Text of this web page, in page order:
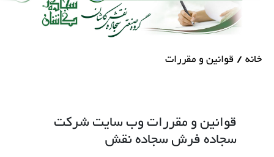
خانه قوانین و مقررات
قوانین و مقررات وب سایت شرکت
سجاده فرش سجاده نقش